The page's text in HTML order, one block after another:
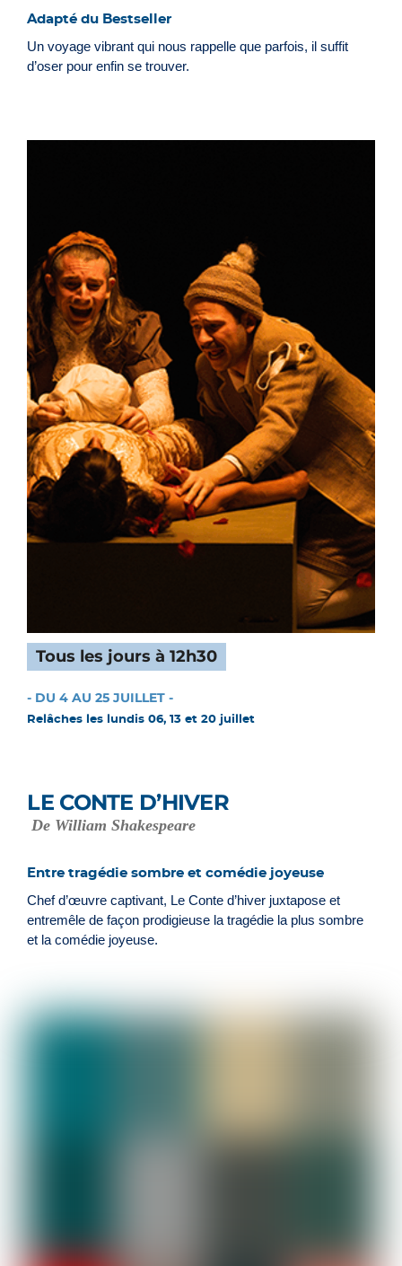
Adapté du Bestseller
Un voyage vibrant qui nous rappelle que parfois, il suffit
d’oser pour enfin se trouver.
Tous les jours à 12h30
- DU 4 AU 25 JUILLET -
Relâches les lundis 06, 13 et 20 juillet
LE CONTE D’HIVER
De William Shakespeare
Entre tragédie sombre et comédie joyeuse
Chef d’œuvre captivant, Le Conte d’hiver juxtapose et
entremêle de façon prodigieuse la tragédie la plus sombre
et la comédie joyeuse.